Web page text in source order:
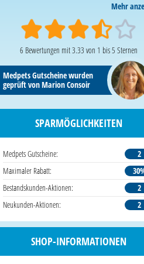
Mehr
6 Bewertungen mit3.33 von 1 bis5 Sternen
Medpets Gutscheine wurden
geprüft von Marion Consoir
SPARMÖGLICHKEITEN
Medpets Gutscheine:
2
Maximaler Rabatt:
Bestandskunden-Aktionen:
2
Neukunden-Aktionen:
2
SHOP-INFORMATIONEN